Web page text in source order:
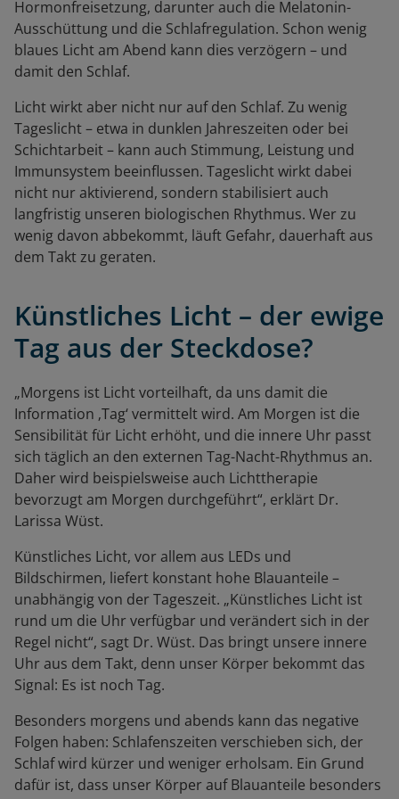
Hormonfreisetzung, darunter auch die Melatonin-
Ausschüttung und die Schlafregulation. Schon wenig
blaues Licht am Abend kann dies verzögern – und
damit den Schlaf.
Licht wirkt aber nicht nur auf den Schlaf. Zu wenig
Tageslicht – etwa in dunklen Jahreszeiten oder bei
Schichtarbeit – kann auch Stimmung, Leistung und
Immunsystem beeinflussen. Tageslicht wirkt dabei
nicht nur aktivierend, sondern stabilisiert auch
langfristig unseren biologischen Rhythmus. Wer zu
wenig davon abbekommt, läuft Gefahr, dauerhaft aus
dem Takt zu geraten.
Künstliches Licht – der ewige
Tag aus der Steckdose?
„Morgens ist Licht vorteilhaft, da uns damit die
Information ‚Tag‘ vermittelt wird. Am Morgen ist die
Sensibilität für Licht erhöht, und die innere Uhr passt
sich täglich an den externen Tag-Nacht-Rhythmus an.
Daher wird beispielsweise auch Lichttherapie
bevorzugt am Morgen durchgeführt“, erklärt Dr.
Larissa Wüst.
Künstliches Licht, vor allem aus LEDs und
Bildschirmen, liefert konstant hohe Blauanteile –
unabhängig von der Tageszeit. „Künstliches Licht ist
rund um die Uhr verfügbar und verändert sich in der
Regel nicht“, sagt Dr. Wüst. Das bringt unsere innere
Uhr aus dem Takt, denn unser Körper bekommt das
Signal: Es ist noch Tag.
Besonders morgens und abends kann das negative
Folgen haben: Schlafenszeiten verschieben sich, der
Schlaf wird kürzer und weniger erholsam. Ein Grund
dafür ist, dass unser Körper auf Blauanteile besonders